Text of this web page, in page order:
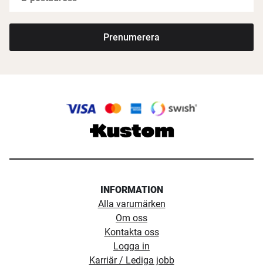
Prenumerera
INFORMATION
Alla varumärken
Om oss
Kontakta oss
Logga in
Karriär / Lediga jobb